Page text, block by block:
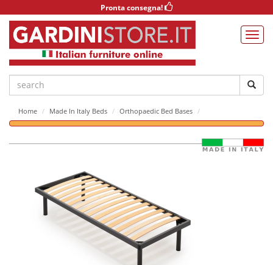
Pronta consegna!
Home Made In Italy Beds Orthopaedic Bed Bases